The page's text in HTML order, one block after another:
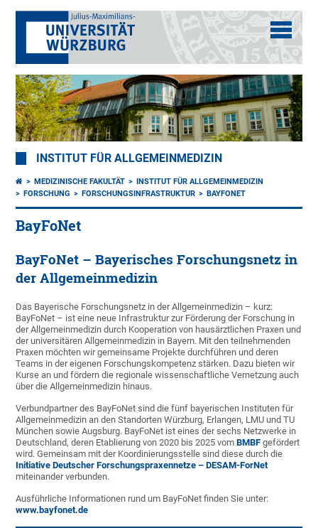
INSTITUT FÜR ALLGEMEINMEDIZIN
MEDIZINISCHE FAKULTÄT
INSTITUT FÜR ALLGEMEINMEDIZIN
FORSCHUNG
FORSCHUNGSINFRASTRUKTUR BAYFONET
BayFoNet
BayFoNet – Bayerisches Forschungsnetz in
der Allgemeinmedizin
Das Bayerische Forschungsnetz in der Allgemeinmedizin – kurz:
BayFoNet – ist eine neue Infrastruktur zur Förderung der Forschung in
der Allgemeinmedizin durch Kooperation von hausärztlichen Praxen und
der universitären Allgemeinmedizin in Bayern. Mit den teilnehmenden
Praxen möchten wir gemeinsame Projekte durchführen und deren
Teams in der eigenen Forschungskompetenz stärken. Dazu bieten wir
Kurse an und fördern die regionale wissenschaftliche Vernetzung auch
über die Allgemeinmedizin hinaus.
Verbundpartner des BayFoNet sind die fünf bayerischen Instituten für
Allgemeinmedizin an den Standorten Würzburg, Erlangen, LMU und TU
München sowie Augsburg. BayFoNet ist eines der sechs Netzwerke in
Deutschland, deren Etablierung von 2020 bis 2025 vomBMBF gefördert
wird. Gemeinsam mit der Koordinierungsstelle sind diese durch die
Initiative Deutscher Forschungspraxennetze – DESAM-ForNet
miteinander verbunden.
Ausführliche Informationen rund um BayFoNet finden Sie unter:
www.bayfonet.de